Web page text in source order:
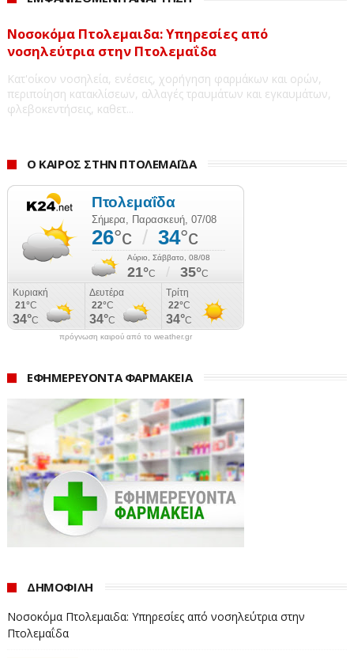
Νοσοκόμα Πτολεμαιδα: Υπηρεσίες από
νοσηλεύτρια στην Πτολεμαΐδα
Κατ'οίκον νοσηλεία, ενέσεις, χορήγηση φαρμάκων και ορών,
περιποίηση κατακλίσεων, αλλαγές τραυμάτων και εγκαυμάτων,
φλεβοκεντήσεις, καθετ...
Ο ΚΑΙΡΟΣ ΣΤΗΝ ΠΤΟΛΕΜΑΪΔΑ
πρόγνωση καιρού από το weather.gr
ΕΦΗΜΕΡΕΥΟΝΤΑ ΦΑΡΜΑΚΕΙΑ
ΔΗΜΟΦΙΛΗ
Νοσοκόμα Πτολεμαιδα: Υπηρεσίες από νοσηλεύτρια στην
Πτολεμαΐδα